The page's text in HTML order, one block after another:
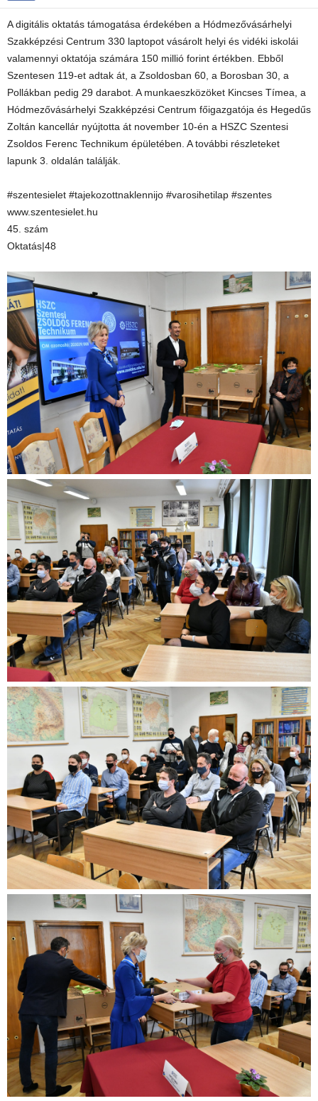
A digitális oktatás támogatása érdekében a Hódmezővásárhelyi
Szakképzési Centrum 330 laptopot vásárolt helyi és vidéki iskolái
valamennyi oktatója számára 150 millió forint értékben. Ebből
Szentesen 119-et adtak át, a Zsoldosban 60, a Borosban 30, a
Pollákban pedig 29 darabot. A munkaeszközöket Kincses Tímea, a
Hódmezővásárhelyi Szakképzési Centrum főigazgatója és Hegedűs
Zoltán kancellár nyújtotta át november 10-én a HSZC Szentesi
Zsoldos Ferenc Technikum épületében. A további részleteket
lapunk 3. oldalán találják.
#szentesielet #tajekozottnaklennijo #varosihetilap #szentes
www.szentesielet.hu
45. szám
Oktatás|48